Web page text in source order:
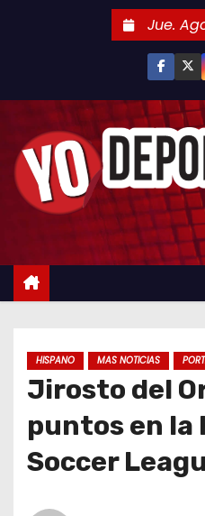
n
Jue.
HISPANO MAS NOTICIAS
Jirosto del
puntos en la
Soccer